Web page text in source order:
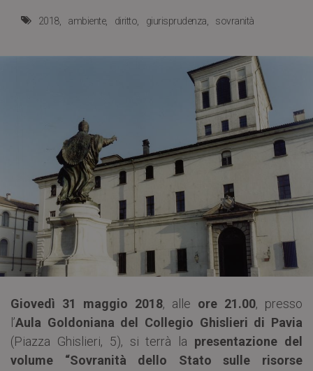
2018 ambiente diritto giurisprudenza sovranità
Giovedì 31 maggio 2018, alle ore 21.00, presso
l’Aula Goldoniana del Collegio Ghislieri di Pavia
(Piazza Ghislieri, 5), si terrà la presentazione del
volume “Sovranità dello Stato sulle risorse